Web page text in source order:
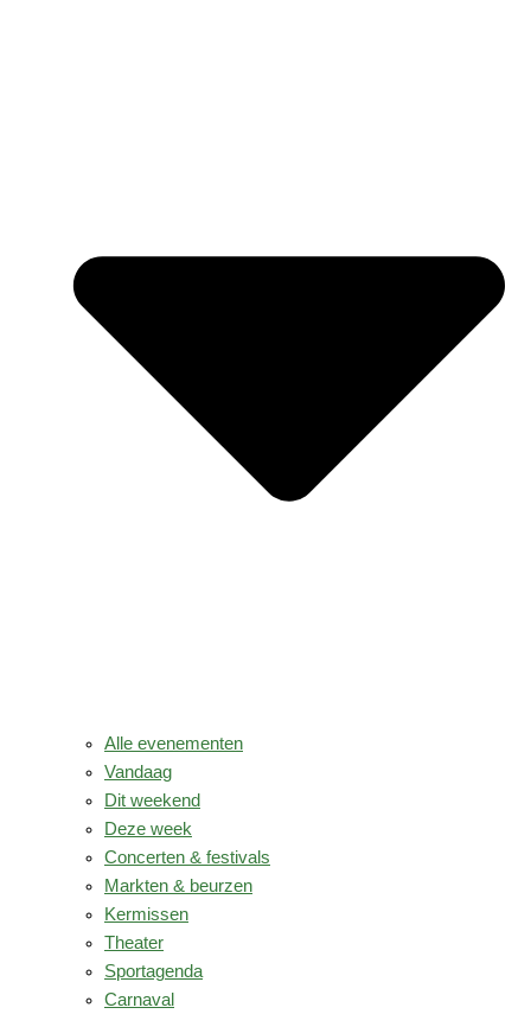
Alle evenementen
Vandaag
Dit weekend
Deze week
Concerten & festivals
Markten & beurzen
Kermissen
Theater
Sportagenda
Carnaval